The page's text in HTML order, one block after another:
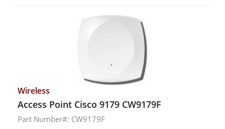
Wireless
Access Point Cisco 9179 CW9179F
Part Number#: CW9179F